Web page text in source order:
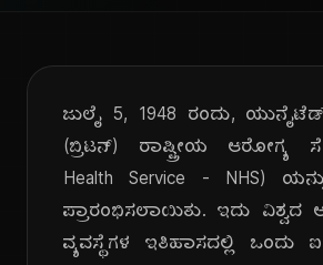
ಜುಲೈ 5, 1948 ರಂದು,
(ಬ್ರಿಟನ್) ರಾಷ್ಟ್ರೀಯ ಆರೋಗ್ಯ
Health Service - NHS)
ಪ್ರಾರಂಭಿಸಲಾಯಿತು. ಇದು ವಿಶ್ವದ
ವ್ಯವಸ್ಥೆಗಳ ಇತಿಹಾಸದಲ್ಲಿ ಒಂದು